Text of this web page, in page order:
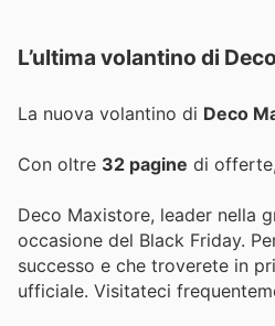
L’ultima volantino di
La nuova volantino di Deco
Con oltre 32 pagine di
Deco Maxistore, leader nella
occasione del Black Friday.
successo e che troverete in
ufficiale. Visitateci